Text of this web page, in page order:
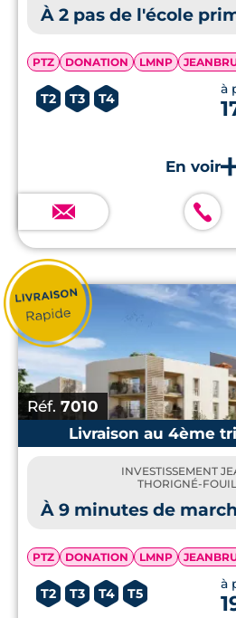
À 2 pas de l'école
PTZ DONATION LMNP
T2 T3 T4
à
Réf. 7010
Livraison au 4ème
INVESTISSEMENT
THORIGNÉ-
À 9 minutes de
PTZ DONATION LMNP
T2 T3 T4 T5
à